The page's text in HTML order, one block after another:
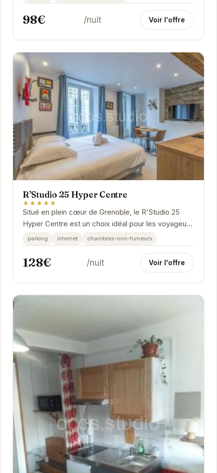
98€ /nuit Voir l'offre
R’Studio 25 Hyper Centre
★★★★★
Situé en plein cœur de Grenoble, le R'Studio 25
Hyper Centre est un choix idéal pour les voyageurs
souhaitant explorer la ville. Proche des...
parking internet chambres-non-fumeurs
128€ /nuit Voir l'offre